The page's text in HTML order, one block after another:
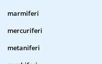
marmiferi
mercuriferi
metaniferi